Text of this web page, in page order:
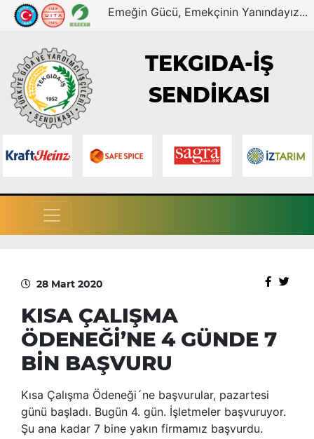
Emeğin Gücü, Emekçinin Yanındayız...
TEKGIDA-İŞ
SENDİKASI
28 Mart 2020
KISA ÇALIŞMA
ÖDENEĞİ’NE 4 GÜNDE 7
BİN BAŞVURU
Kısa Çalışma Ödeneği´ne başvurular, pazartesi
günü başladı. Bugün 4. gün. İşletmeler başvuruyor.
Şu ana kadar 7 bine yakın firmamız başvurdu.